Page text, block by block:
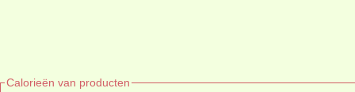
Calorieën van producten